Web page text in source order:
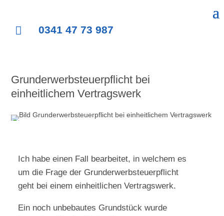
 0341 47 73 987
Grunderwerbsteuerpflicht bei
einheitlichem Vertragswerk
Ich habe einen Fall bearbeitet, in welchem es
um die Frage der Grunderwerbsteuerpflicht
geht bei einem einheitlichen Vertragswerk.
Ein noch unbebautes Grundstück wurde